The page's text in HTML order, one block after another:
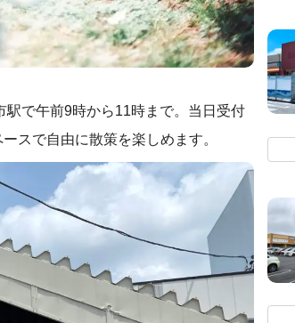
で午前9時から11時まで。当日受付
スで自由に散策を楽しめます。